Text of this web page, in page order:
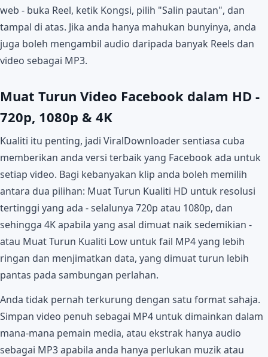
web - buka Reel, ketik Kongsi, pilih "Salin pautan", dan
tampal di atas. Jika anda hanya mahukan bunyinya, anda
juga boleh mengambil audio daripada banyak Reels dan
video sebagai MP3.
Muat Turun Video Facebook dalam HD -
720p, 1080p & 4K
Kualiti itu penting, jadi ViralDownloader sentiasa cuba
memberikan anda versi terbaik yang Facebook ada untuk
setiap video. Bagi kebanyakan klip anda boleh memilih
antara dua pilihan: Muat Turun Kualiti HD untuk resolusi
tertinggi yang ada - selalunya 720p atau 1080p, dan
sehingga 4K apabila yang asal dimuat naik sedemikian -
atau Muat Turun Kualiti Low untuk fail MP4 yang lebih
ringan dan menjimatkan data, yang dimuat turun lebih
pantas pada sambungan perlahan.
Anda tidak pernah terkurung dengan satu format sahaja.
Simpan video penuh sebagai MP4 untuk dimainkan dalam
mana-mana pemain media, atau ekstrak hanya audio
sebagai MP3 apabila anda hanya perlukan muzik atau